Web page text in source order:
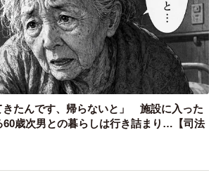
きたんです、帰らないと」 施設に入った
60歳次男との暮らしは行き詰まり…【司法